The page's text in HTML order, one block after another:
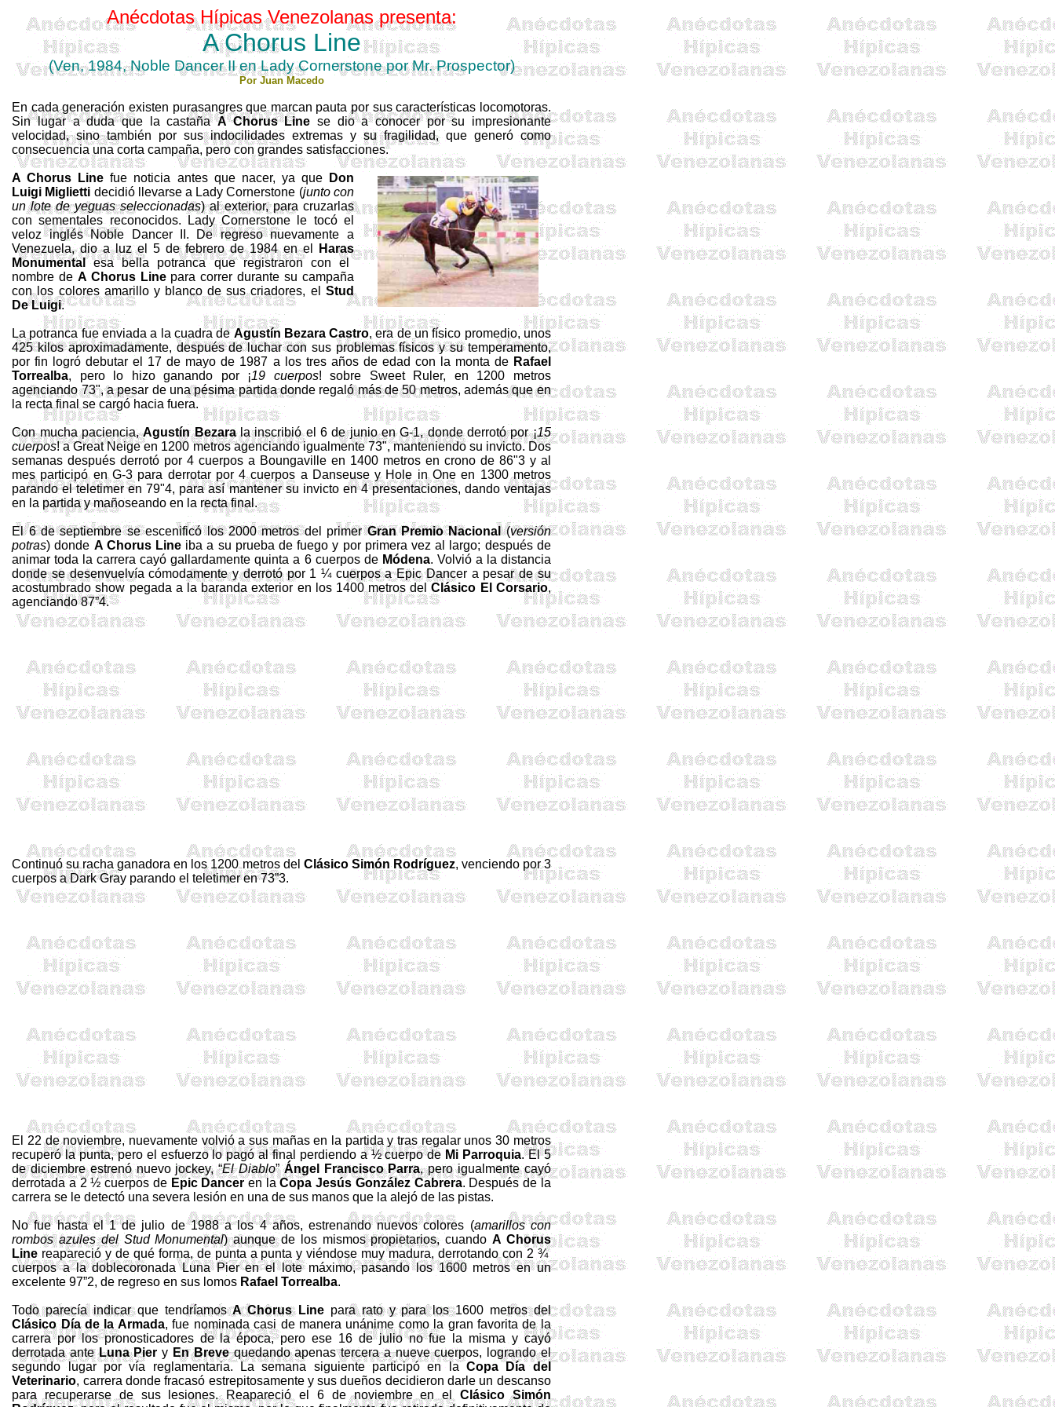
Anécdotas Hípicas Venezolanas presenta:
AChorus Line
(Ven, 1984, Noble DancerII en LadyCornerstonepor Mr.Prospector)
Por Juan Macedo
En cada generación existen purasangres que marcan pauta por sus características locomotoras.
Sin lugar a duda que la castañaAChorusLine se dio a conocer por su impresionante
velocidad, sino también por sus indocilidades extremas y su fragilidad, que generó como
consecuencia una corta campaña, pero con grandes satisfacciones.
AChorus Line fue noticia antes que nacer, ya que
Don
Luigi Miglietti decidió llevarse a LadyCornerstone (junto con
un lote de yeguas seleccionadas) al exterior, para cruzarlas
con sementales reconocidos. LadyCornerstone le tocó el
veloz inglés Noble DancerII. De regreso nuevamente a
Venezuela, dio a luz el 5 de febrero de 1984 en el
Haras
Monumentalesa bella potranca que registraron con el
nombre de A Chorus Linepara correr durante su campaña
con los colores amarillo y blanco de sus criadores, el Stud
De Luigi.
La potranca fue enviada a la cuadra deAgustín BezaraCastro, era de un físico promedio, unos
425 kilos aproximadamente, después de luchar con sus problemas físicos y su temperamento,
por fin logró debutar el 17 de mayo de 1987 a los tres años de edad con la monta de Rafael
Torrealba, pero lo hizo ganando por ¡19 cuerpos! sobre Sweet Ruler, en 1200 metros
agenciando 73", a pesar de una pésima partida donde regaló más de50 metros, además queen
la recta final se cargó hacia fuera.
Con mucha paciencia,AgustínBezarala inscribió el 6 de junio en G-1, donde derrotó por ¡15
cuerpos! a GreatNeigeen 1200 metros agenciando igualmente 73", manteniendo su invicto. Dos
semanas después derrotó por 4 cuerpos a Boungaville en 1400 metros en crono de 86"3y al
mes participó en G-3 para derrotar por 4 cuerpos a Danseusey Hole inOne en 1300 metros
parando elteletimeren 79"4, para así mantener su invicto en 4 presentaciones, dando ventajas
en la partida y mañoseando en la recta final.
El 6 de septiembre se escenificó los2000 metrosdel primerGran Premio Nacional(versión
potras) donde A Chorus Line iba a su prueba de fuego y por primera vez al largo; después de
animar toda la carrera cayó gallardamente quinta a 6 cuerpos de Módena. Volvió a la distancia
donde sedesenvuelvía cómodamente y derrotó por 1 ¼ cuerpos aEpic Dancera pesar de su
acostumbrado show pegada a la baranda exterior en los 1400 metros delClásico El Corsario,
agenciando 87”4.
Continuó su racha ganadora en los1200 metrosdel Clásico Simón Rodríguez, venciendo por 3
cuerpos aDarkGray parando elteletimeren 73”3.
El 22 de noviembre, nuevamente volvió a sus mañas en la partida y tras regalar unos30 metros
recuperó la punta, pero el esfuerzo lo pagó al final perdiendo a ½ cuerpo deMi Parroquia. El 5
de diciembre estrenó nuevo jockey, “El Diablo”Ángel Francisco Parra, pero igualmente cayó
derrotada a 2 ½ cuerpos de Epic Danceren laCopa Jesús González Cabrera. Después de la
carrera se le detectó una severa lesión en una de sus manos que la alejó de las pistas.
No fue hasta el 1 de julio de1988 alos 4 años, estrenando nuevos colores (amarillos con
rombos azules delStudMonumental) aunque de los mismos propietarios, cuandoA Chorus
Line reapareció y de qué forma, de punta a punta y viéndose muy madura, derrotando con 2 ¾
cuerpos a ladoblecoronadaLunaPieren el lote máximo, pasando los1600 metrosen un
excelente 97”2, de regreso en sus lomos Rafael Torrealba.
Todo parecía indicar que tendríamosAChorus Line para rato y para los1600 metrosdel
Clásico Día de la Armada, fue nominada casi de manera unánime como la gran favorita de la
carrera por los pronosticadores de la época, pero ese 16 de julio no fue la misma y cayó
derrotada anteLunaPier y En Brevequedando apenas tercera a nueve cuerpos, logrando el
segundo lugar por vía reglamentaria. La semana siguiente participó en laCopa Día del
Veterinario, carrera donde fracasó estrepitosamente y sus dueños decidieron darle un descanso
para recuperarse de sus lesiones. Reapareció el 6 de noviembre en el Clásico Simón